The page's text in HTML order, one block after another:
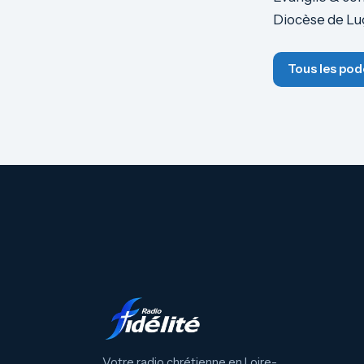
Diocèse de
Tous les